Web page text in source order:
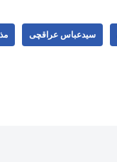
سیدعباس عراقچی